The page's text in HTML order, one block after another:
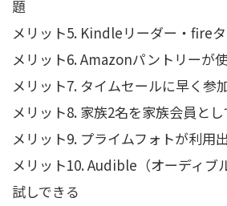
題
メリット5. Kindleリーダー・fire
メリット6. Amazonパントリーが
メリット7. タイムセールに早く参
メリット8. 家族2名を家族会員と
メリット9. プライムフォトが利用
メリット10. Audible（オーディブ
試しできる